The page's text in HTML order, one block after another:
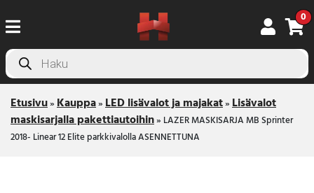
0
Products
search
Etusivu»Kauppa»LED lisävalot ja majakat»Lisävalot
maskisarjalla pakettiautoihin» LAZER MASKISARJA MB Sprinter
2018- Linear 12 Elite parkkivalolla ASENNETTUNA